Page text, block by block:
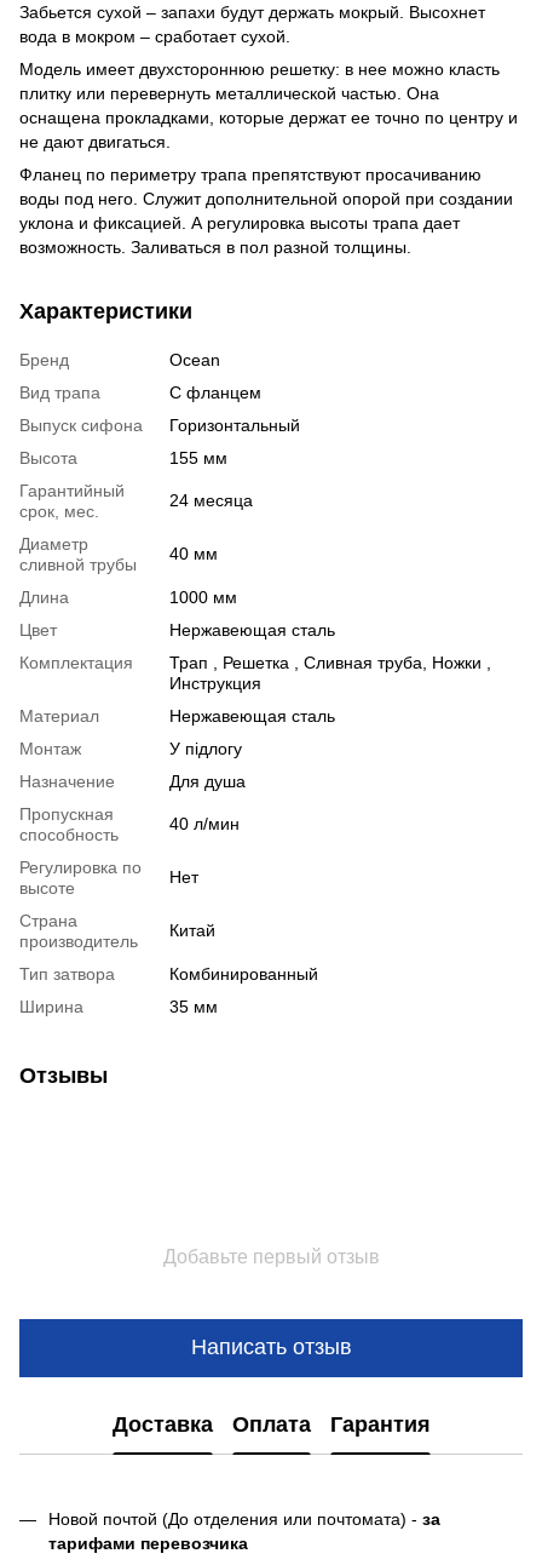
Забьется сухой – запахи будут держать мокрый. Высохнет
вода в мокром – сработает сухой.
Модель имеет двухстороннюю решетку: в нее можно класть
плитку или перевернуть металлической частью. Она
оснащена прокладками, которые держат ее точно по центру и
не дают двигаться.
Фланец по периметру трапа препятствуют просачиванию
воды под него. Служит дополнительной опорой при создании
уклона и фиксацией. А регулировка высоты трапа дает
возможность. Заливаться в пол разной толщины.
Характеристики
Бренд
Ocean
Вид трапа
С фланцем
Выпуск сифона
Горизонтальный
Высота
155 мм
Гарантийный
срок, мес.
24 месяца
Диаметр
сливной трубы
40 мм
Длина
1000 мм
Цвет
Нержавеющая сталь
Комплектация
Трап , Решетка , Сливная труба, Ножки ,
Инструкция
Материал
Нержавеющая сталь
Монтаж
У підлогу
Назначение
Для душа
Пропускная
способность
40 л/мин
Регулировка по
высоте
Нет
Страна
производитель
Китай
Тип затвора
Комбинированный
Ширина
35 мм
Отзывы
Добавьте первый отзыв
Написать отзыв
Доставка Оплата Гарантия
Новой почтой (До отделения или почтомата) - за
тарифами перевозчика